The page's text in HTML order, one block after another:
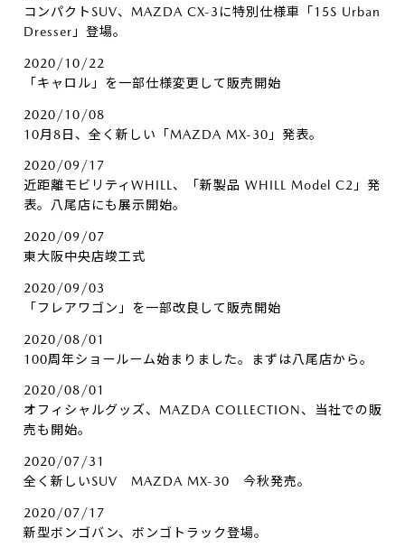
コンパクトSUV、MAZDA CX-3に特別仕様車「15S Urban
Dresser」登場。
2020/10/22
「キャロル」を一部仕様変更して販売開始
2020/10/08
10月8日、全く新しい「MAZDA MX-30」発表。
2020/09/17
近距離モビリティWHILL、「新製品 WHILL Model C2」発
表。八尾店にも展示開始。
2020/09/07
東大阪中央店竣工式
2020/09/03
「フレアワゴン」を一部改良して販売開始
2020/08/01
100周年ショールーム始まりました。まずは八尾店から。
2020/08/01
オフィシャルグッズ、MAZDA COLLECTION、当社での販
売も開始。
2020/07/31
全く新しいSUV MAZDA MX-30 今秋発売。
2020/07/17
新型ボンゴバン、ボンゴトラック登場。